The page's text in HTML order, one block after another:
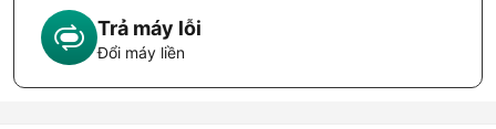
Trả máy lỗi
Đổi máy liền